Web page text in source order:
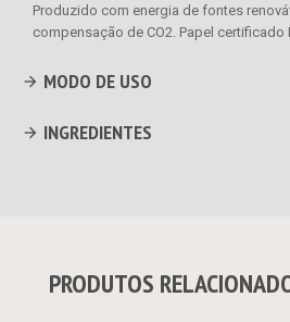
Produzido com energia de fontes
compensação de CO2. Papel certificado
MODO DE USO
INGREDIENTES
PRODUTOS